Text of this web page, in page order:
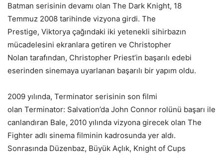
Batman serisinin devamı olan The Dark Knight, 18
Temmuz 2008 tarihinde vizyona girdi. The
Prestige, Viktorya çağındaki iki yetenekli sihirbazın
mücadelesini ekranlara getiren ve Christopher
Nolan tarafından, Christopher Priest’in başarılı edebi
eserinden sinemaya uyarlanan başarılı bir yapım oldu.
2009 yılında, Terminator serisinin son filmi
olan Terminator: Salvation’da John Connor rolünü başarı ile
canlandıran Bale, 2010 yılında vizyona girecek olan The
Fighter adlı sinema filminin kadrosunda yer aldı.
Sonrasında Düzenbaz, Büyük Açlık, Knight of Cups